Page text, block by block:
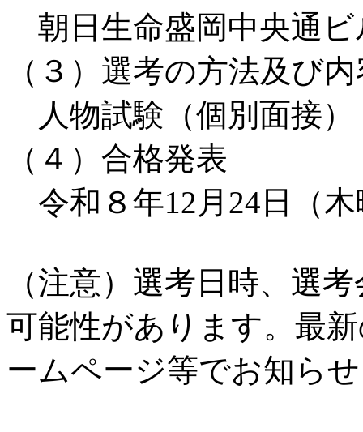
朝日生命盛岡中央通ビ
（３）選考の方法及び
人物試験（個別面接）
（４）合格発表
令和８年12月24日（木
（注意）選考日時、選
可能性があります。最
ームページ等でお知ら